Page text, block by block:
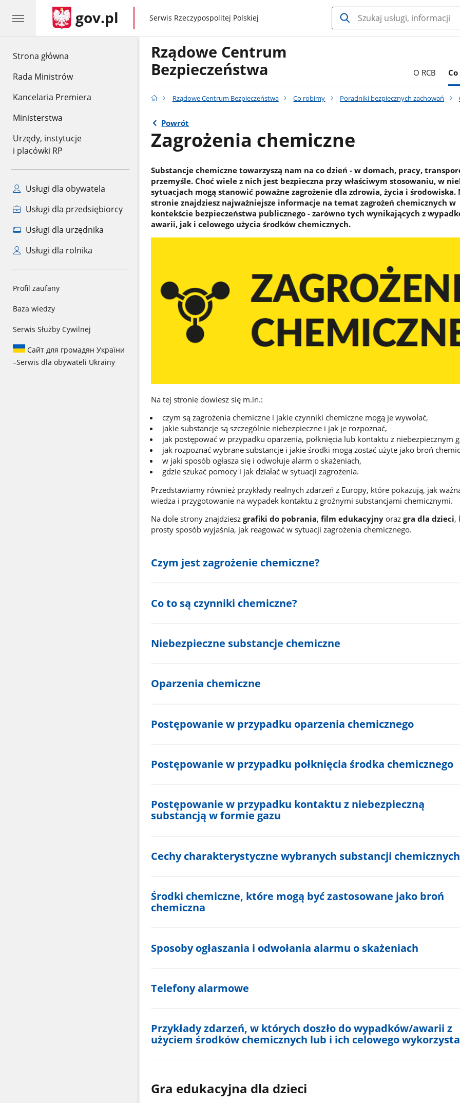
Strona główna
Rada Ministrów
Kancelaria Premiera
Ministerstwa
Urzędy, instytucje
i placówki RP
Usługi dla obywatela
Usługi dla przedsiębiorcy
Usługi dla urzędnika
Usługi dla rolnika
Profil zaufany
Baza wiedzy
Serwis Służby Cywilnej
Сайт для громадян України
–Serwis dla obywateli Ukrainy
gov.pl gov.pl
Serwis Rzeczypospolitej Polskiej
Rządowe Centrum
Bezpieczeństwa
O RCB
Rządowe Centrum Bezpieczeństwa Co robimy Poradniki bezpiecznych zachowań
Powrót
Zagrożenia chemiczne
Substancje chemiczne towarzyszą nam na co dzień - w domach, pracy,
przemyśle. Choć wiele z nich jest bezpieczna przy właściwym stosowaniu, w
sytuacjach mogą stanowić poważne zagrożenie dla zdrowia, życia i środowiska.
stronie znajdziesz najważniejsze informacje na temat zagrożeń chemicznych w
kontekście bezpieczeństwa publicznego - zarówno tych wynikających z
awarii, jak i celowego użycia środków chemicznych.
Na tej stronie dowiesz się m.in.:
czym są zagrożenia chemiczne i jakie czynniki chemiczne mogą je wywołać,
jakie substancje są szczególnie niebezpieczne i jak je rozpoznać,
jak postępować w przypadku oparzenia, połknięcia lub kontaktu z niebezpiecznym
jak rozpoznać wybrane substancje i jakie środki mogą zostać użyte jako broń
w jaki sposób ogłasza się i odwołuje alarm o skażeniach,
gdzie szukać pomocy i jak działać w sytuacji zagrożenia.
Przedstawiamy również przykłady realnych zdarzeń z Europy, które pokazują, jak
wiedza i przygotowanie na wypadek kontaktu z groźnymi substancjami chemicznymi.
Na dole strony znajdziesz grafiki do pobrania, film edukacyjny oraz gra dla dzieci,
prosty sposób wyjaśnia, jak reagować w sytuacji zagrożenia chemicznego.
Czym jest zagrożenie chemiczne?
Co to są czynniki chemiczne?
Niebezpieczne substancje chemiczne
Oparzenia chemiczne
Postępowanie w przypadku oparzenia chemicznego
Postępowanie w przypadku połknięcia środka chemicznego
Postępowanie w przypadku kontaktu z niebezpieczną
substancją w formie gazu
Cechy charakterystyczne wybranych substancji chemicznych
Środki chemiczne, które mogą być zastosowane jako broń
chemiczna
Sposoby ogłaszania i odwołania alarmu o skażeniach
Telefony alarmowe
Przykłady zdarzeń, w których doszło do wypadków/awarii z
użyciem środków chemicznych lub i ich celowego
Gra edukacyjna dla dzieci